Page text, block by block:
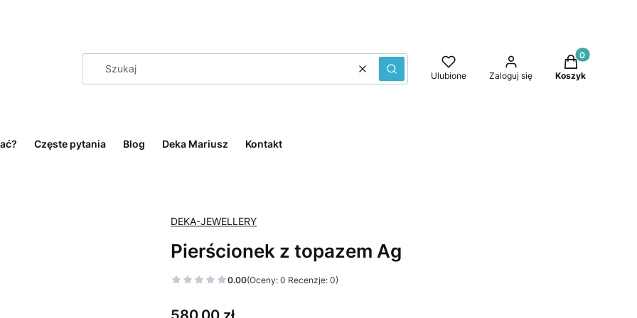
WyczyśćSzukaj Ulubione Zaloguj się
Produkty w
Koszyk
Częste pytania Blog Deka Mariusz Kontakt
DEKA-JEWELLERY
Pierścionek z topazem Ag
0.00(Oceny: 0 Recenzje: 0)
Cena